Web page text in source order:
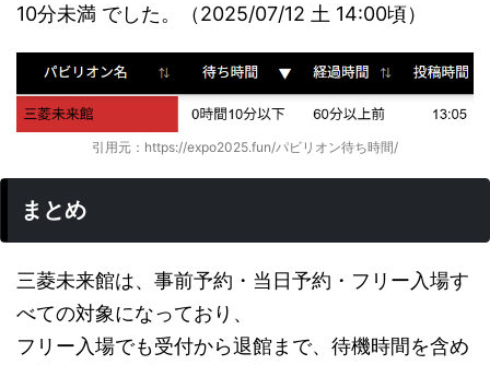
10分未満 でした。（2025/07/12 土 14:00頃）
引用元：https://expo2025.fun/パビリオン待ち時間/
まとめ
三菱未来館は、事前予約・当日予約・フリー入場す
べての対象になっており、
フリー入場でも受付から退館まで、待機時間を含め